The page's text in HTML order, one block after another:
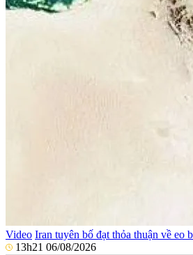
Video Iran tuyên bố đạt thỏa thuận về eo
13h21 06/08/2026